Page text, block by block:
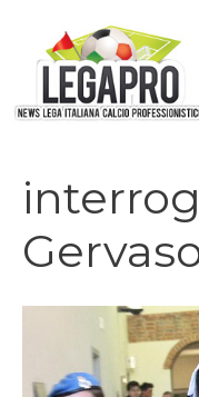
contenuto